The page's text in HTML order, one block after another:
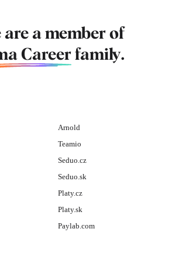
are a member of
Career family.
Arnold
Teamio
Seduo.cz
Seduo.sk
Platy.cz
Platy.sk
Paylab.com